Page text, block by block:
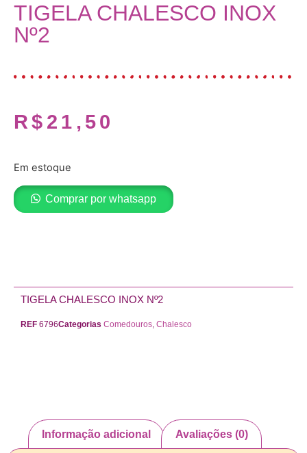
TIGELA CHALESCO INOX
Nº2
R$ 21,50
Em estoque
Comprar por whatsapp
TIGELA CHALESCO INOX Nº2
REF 6796Categorias Comedouros Chalesco
Informação adicional Avaliações (0)